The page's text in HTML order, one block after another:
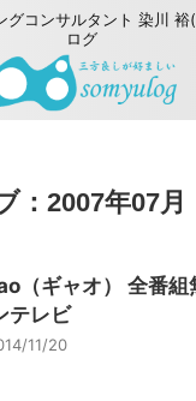
グコンサルタント 染川
ログ
：2007年07月
（ギャオ） 全番
テレビ
11/20